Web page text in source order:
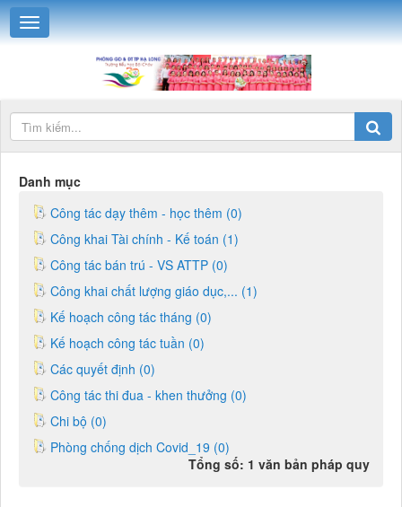
Danh mục
Công tác dạy thêm - học thêm (0)
Công khai Tài chính - Kế toán (1)
Công tác bán trú - VS ATTP (0)
Công khai chất lượng giáo dục,... (1)
Kế hoạch công tác tháng (0)
Kế hoạch công tác tuần (0)
Các quyết định (0)
Công tác thi đua - khen thưởng (0)
Chi bộ (0)
Phòng chống dịch Covid_19 (0)
Tổng số: 1 văn bản pháp quy